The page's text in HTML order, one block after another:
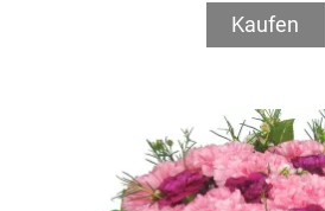
Kaufen